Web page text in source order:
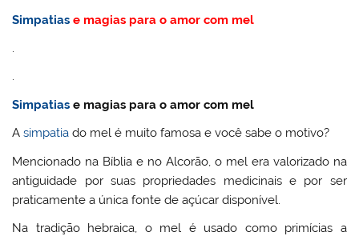
Simpatias e magias para o amor com mel
.
.
Simpatias e magias para o amor com mel
Asimpatia do mel é muito famosa e você sabe o motivo?
Mencionado na Bíblia e no Alcorão, o mel era valorizado na
antiguidade por suas propriedades medicinais e por ser
praticamente a única fonte de açúcar disponível.
Na tradição hebraica, o mel é usado como primícias a